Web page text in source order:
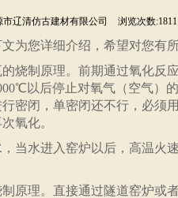
市辽清仿古建材有限公司 浏览次数:1811
您详细介绍，希望对您有所
制原理。前期通过氧化反
以后停止对氧气（空气）
密闭，单密闭还不行，必须
氧化。
水进入窑炉以后，高温火
理。直接通过隧道窑炉或